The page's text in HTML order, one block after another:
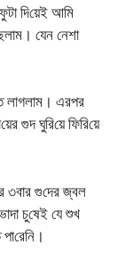
দি‌য়েই আ‌মি
যেন নেশা
লাগলাম। এরপর
গুদ ঘু‌রি‌য়ে ফি‌রি‌য়ে
৩বার গু‌দের জ্বল
চু‌ষেই যে শুখ